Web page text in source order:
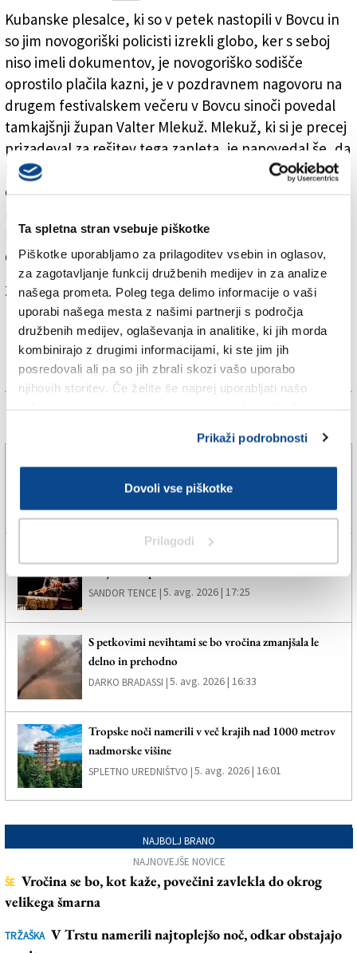
Ta spletna stran vsebuje piškotke
Piškotke uporabljamo za prilagoditev vsebin in oglasov,
za zagotavljanje funkcij družbenih medijev in za analize
našega prometa. Poleg tega delimo informacije o vaši
uporabi našega mesta z našimi partnerji s področja
družbenih medijev, oglaševanja in analitike, ki jih morda
kombinirajo z drugimi informacijami, ki ste jim jih
posredovali ali pa so jih zbrali skozi vašo uporabo
njihovih storitev. Če želite še naprej uporabljati našo
Prikaži podrobnosti
Dovoli vse piškotke
Prilagodi
Sodnik oprostil Kubance
Kubanske plesalce, ki so v petek nastopili v Bovcu in
so jim novogoriški policisti izrekli globo, ker s seboj
niso imeli dokumentov, je novogoriško sodišče
oprostilo plačila kazni, je v pozdravnem nagovoru na
drugem festivalskem večeru v Bovcu sinoči povedal
tamkajšnji župan Valter Mlekuž. Mlekuž, ki si je precej
prizadeval za rešitev tega zapleta, je napovedal še, da
bo danes sam prevzel dokumente, ki jih je do
odločitve sodišča zadržala policija, in jim jih dostavil
bodo lahko mladi kubanski plesalci jutri odpotovali
domov, kot so načrtovali.
Za branje in pisanje komentarjevje potrebna prijava
»Hat-trick« Milana, Daniel Skerl ponovno peti
5. avg. 2026 | 18:13
»V slovenskem okolju pozorni do italijanščine, v
SANDOR TENCE |5. avg. 2026 | 17:25
S petkovimi nevihtami se bo vročina zmanjšala le
delno in prehodno
DARKO BRADASSI |5. avg. 2026 | 16:33
Tropske noči namerili v več krajih nad 1000 metrov
nadmorske višine
SPLETNO UREDNIŠTVO |5. avg. 2026 | 16:01
NAJBOLJ BRANO
NAJNOVEJŠE NOVICE
ŠE Vročina se bo, kot kaže, povečini zavlekla do okrog
velikega šmarna
TRŽAŠKA V Trstu namerili najtoplejšo noč, odkar obstajajo